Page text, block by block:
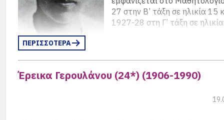
27 στην Β’ τάξη σε ηλικία 15
1927-28 στη Γ’ τάξη σε
αργότερα μέλος του ΚΚΕ. Συμμετείχε στο Παγκόσμιο
Αντιφασιστικό και Αντιπολεμικό Συνέδριο Γυναικών το
στο Παρίσι, ως επικεφαλής της ελληνικής
ανέλαβε γραμματέας του Γραφείου της ΟΚΝΕ
ΠΕΡΙΣΣΟΤΕΡΑ
Έρεικα Γερουλάνου (24*) (1906-1990)